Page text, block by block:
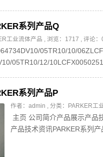
系列产品Q
工业流体产品 , 浏览：1717 , 评论：
05TR10/10/
05TR10/12/
系列产品P
作者：admin , 分类： PARKER工
主页 公司简介产品展示产品
产品技术资讯PARKER系列